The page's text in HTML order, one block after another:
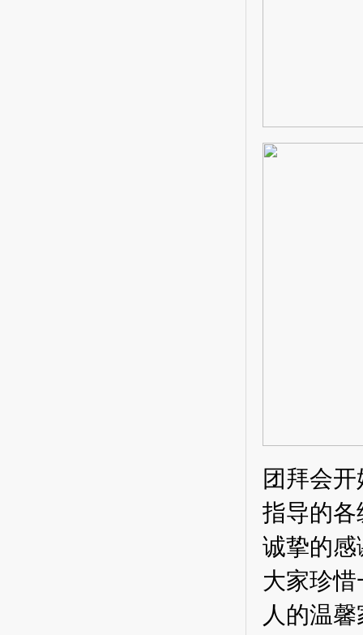
团拜会开
指导的
诚挚的感
大家珍
人的温